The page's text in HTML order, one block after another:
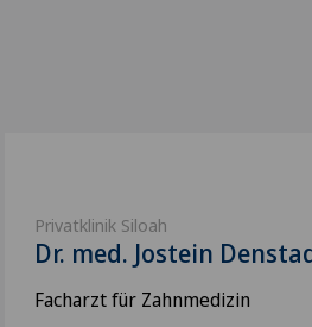
Privatklinik Siloah
Dr. med. Jostein
Facharzt für Zahnmedizin